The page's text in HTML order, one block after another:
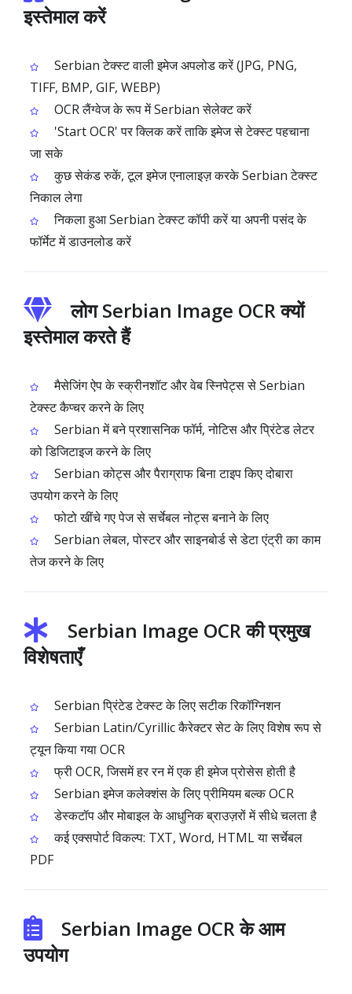
इस्तेमाल करें
Serbian टेक्स्ट वाली इमेज अपलोड करें (JPG, PNG,
TIFF, BMP, GIF, WEBP)
OCR लैंग्वेज के रूप में Serbian सेलेक्ट करें
'Start OCR' पर क्लिक करें ताकि इमेज से टेक्स्ट पहचाना
जा सके
कुछ सेकंड रुकें, टूल इमेज एनालाइज़ करके Serbian टेक्स्ट
निकाल लेगा
निकला हुआ Serbian टेक्स्ट कॉपी करें या अपनी पसंद के
फॉर्मेट में डाउनलोड करें
लोग Serbian Image OCR क्यों
इस्तेमाल करते हैं
मैसेजिंग ऐप के स्क्रीनशॉट और वेब स्निपेट्स से Serbian
टेक्स्ट कैप्चर करने के लिए
Serbian में बने प्रशासनिक फॉर्म, नोटिस और प्रिंटेड लेटर
को डिजिटाइज करने के लिए
Serbian कोट्स और पैराग्राफ बिना टाइप किए दोबारा
उपयोग करने के लिए
फोटो खींचे गए पेज से सर्चेबल नोट्स बनाने के लिए
Serbian लेबल, पोस्टर और साइनबोर्ड से डेटा एंट्री का काम
तेज करने के लिए
Serbian Image OCR की प्रमुख
विशेषताएँ
Serbian प्रिंटेड टेक्स्ट के लिए सटीक रिकॉग्निशन
Serbian Latin/Cyrillic कैरेक्टर सेट के लिए विशेष रूप से
ट्यून किया गया OCR
फ्री OCR, जिसमें हर रन में एक ही इमेज प्रोसेस होती है
Serbian इमेज कलेक्शंस के लिए प्रीमियम बल्क OCR
डेस्कटॉप और मोबाइल के आधुनिक ब्राउज़रों में सीधे चलता है
कई एक्सपोर्ट विकल्प: TXT, Word, HTML या सर्चेबल
PDF
Serbian Image OCR के आम
उपयोग